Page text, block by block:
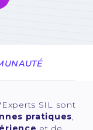
SIL sont
pratiques,